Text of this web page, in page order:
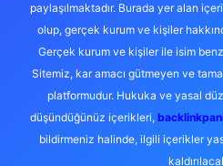
paylaşılmaktadır. Burada yer alan
olup, gerçek kurum ve kişiler
Gerçek kurum ve kişiler ile isim
Sitemiz, kar amacı gütmeyen ve
platformudur. Hukuka ve yasal
düşündüğünüz içerikleri,
bildirmeniz halinde, ilgili içerikler